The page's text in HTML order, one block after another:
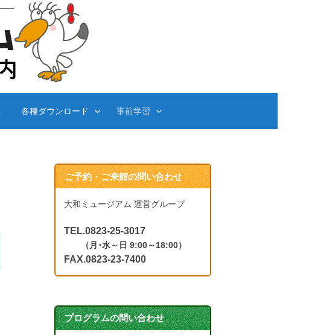
各種ダウンロード 事前学習
ご予約・ご来館の問い合わせ
大和ミュージアム 運営グループ
TEL.0823-25-3017
（月･水～日 9:00～18:00）
FAX.0823-23-7400
プログラムの問い合わせ